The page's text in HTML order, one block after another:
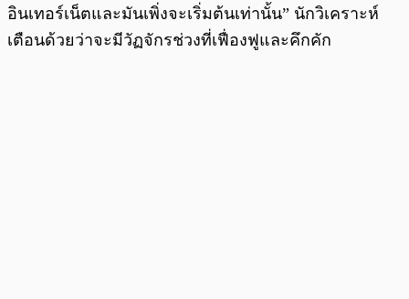
อินเทอร์เน็ตและมันเพิ่งจะเริ่มต้นเท่านั้น” นักวิเคราะห์
เตือนด้วยว่าจะมีวัฏจักรช่วงที่เฟื่องฟูและคึกคัก